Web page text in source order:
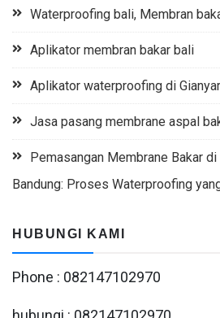
Waterproofing bali, Membran
Aplikator membran bakar bali
Aplikator waterproofing di Gianyar
Jasa pasang membrane aspal
Pemasangan Membrane Bakar
Bandung: Proses Waterproofing
HUBUNGI KAMI
Phone : 082147102970